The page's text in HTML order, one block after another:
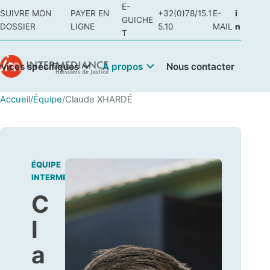
SUIVRE MON
DOSSIER
PAYER EN
LIGNE
E-
GUICHE
T
+32(0)78/15.1
5.10
E-
MAIL
i
n
spécifiques À propos Nous contacter
Accueil/Équipe/Claude XHARDÉ
ÉQUIPE
INTERMEDIANCE
C
l
a